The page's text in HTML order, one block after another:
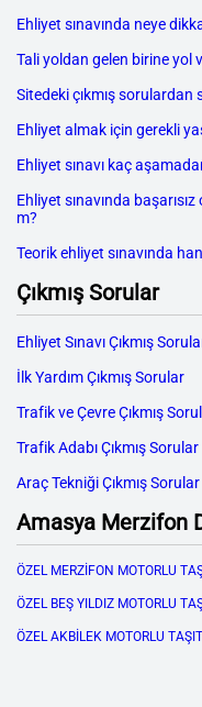
Ehliyet sınavında neye
Tali yoldan gelen birine yol
Sitedeki çıkmış sorulardan
Ehliyet almak için gerekli
Ehliyet sınavı kaç
Ehliyet sınavında
m?
Teorik ehliyet sınavında
Çıkmış Sorular
Ehliyet Sınavı Çıkmış
İlk Yardım Çıkmış Sorular
Trafik ve Çevre Çıkmış
Trafik Adabı Çıkmış Sorular
Araç Tekniği Çıkmış Sorular
Amasya Merzifon
ÖZEL MERZİFON MOTORLU
ÖZEL BEŞ YILDIZ MOTORLU
ÖZEL AKBİLEK MOTORLU